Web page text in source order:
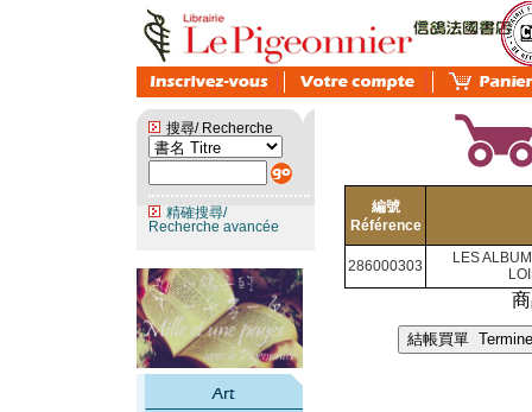
搜尋/ Recherche
精確搜尋/
Recherche avancée
編號
Référence
286000303
LES